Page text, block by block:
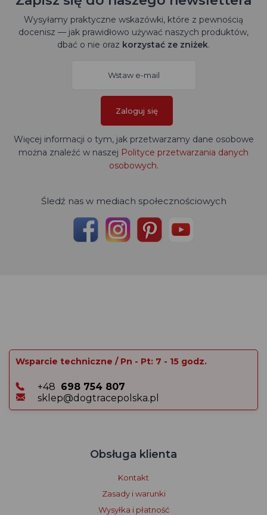
Wysyłamy praktyczne wskazówki, które z pewnością
docenisz — jak prawidłowo używać naszych produktów,
dbać o nie oraz korzystać ze zniżek.
Zaloguj się
Więcej informacji o tym, jak przetwarzamy dane osobowe
można znaleźć w naszej Polityce przetwarzania danych
osobowych.
Śledź nas w mediach społecznościowych
Wsparcie techniczne / Pn - Pt: 7 - 15 godz.
+48 698 754 807
sklep@dogtracepolska.pl
Obsługa klienta
Kontakt
Zasady i warunki
Wysyłka i płatność